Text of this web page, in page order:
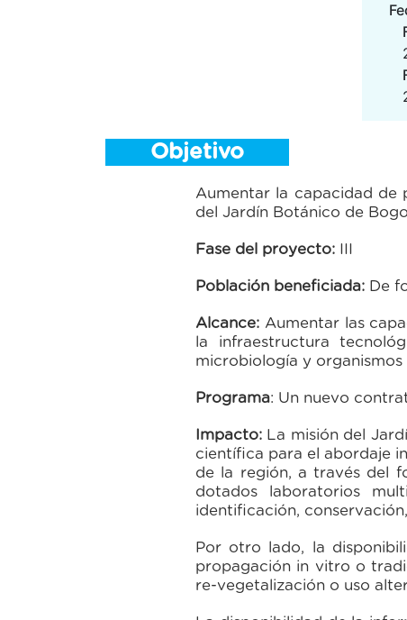
Objetivo
Aumentar la capacidad de
del Jardín Botánico de
Fase del proyecto:
Población beneficiada: De
Alcance: Aumentar las
la infraestructura
microbiología y organismos
Programa: Un nuevo
Impacto: La misión del
científica para el abordaje
de la región, a través del
dotados laboratorios
identificación,
Por otro lado, la
propagación in vitro o
re-vegetalización o uso